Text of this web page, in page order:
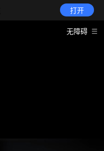
打开
无障碍